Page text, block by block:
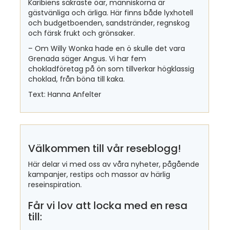
Karibiens säkraste öar, människorna är
gästvänliga och ärliga. Här finns både lyxhotell
och budgetboenden, sandstränder, regnskog
och färsk frukt och grönsaker.
– Om Willy Wonka hade en ö skulle det vara
Grenada säger Angus. Vi har fem
chokladföretag på ön som tillverkar högklassig
choklad, från böna till kaka.
Text: Hanna Anfelter
Välkommen till vår reseblogg!
Här delar vi med oss av våra nyheter, pågående
kampanjer, restips och massor av härlig
reseinspiration.
Får vi lov att locka med en resa
till: